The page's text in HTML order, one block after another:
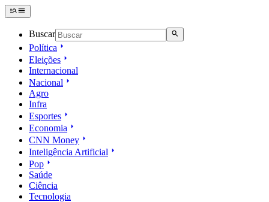
Buscar
Política
Eleições
Internacional
Nacional
Agro
Infra
Esportes
Economia
CNN Money
Inteligência Artificial
Pop
Saúde
Ciência
Tecnologia